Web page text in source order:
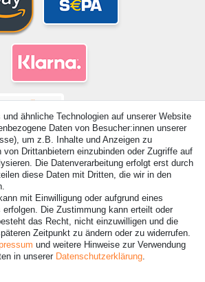
| Alle Rechte vorbehalten. - Alle Rechte
inkl. gesetzl. 19% MwSt. |
Artikeldetail | *Gilt für Lieferungen nach
ähnliche Technologien auf unserer Website
Daten von Besucher:innen unserer
um z.B. Inhalte und Anzeigen zu
von Drittanbietern einzubinden oder Zugriffe auf
Die Datenverarbeitung erfolgt erst durch
diese Daten mit Dritten, die wir in den
mit Einwilligung oder aufgrund eines
erfolgen. Die Zustimmung kann erteilt oder
das Recht, nicht einzuwilligen und die
Zeitpunkt zu ändern oder zu widerrufen.
und weitere Hinweise zur Verwendung
in unserer Daten­schutz­erklärung.